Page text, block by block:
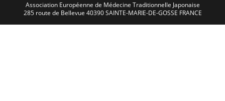
Association Européenne de Médecine Traditionnelle Japonaise
285 route de Bellevue 40390 SAINTE-MARIE-DE-GOSSE FRANCE